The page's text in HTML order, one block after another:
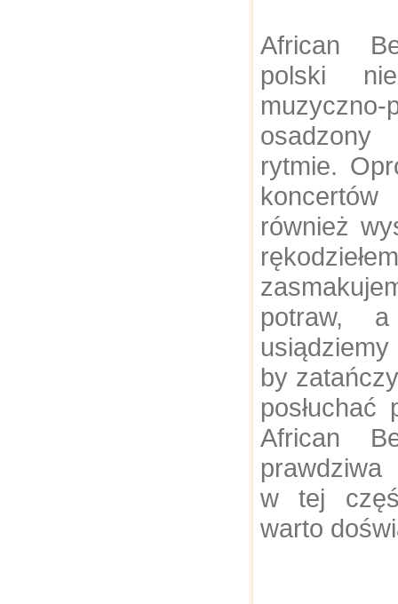
​African
polski
muzyczno-
rytmie.
również
potraw,
by
posłuchać
African
prawdziwa
w tej
warto